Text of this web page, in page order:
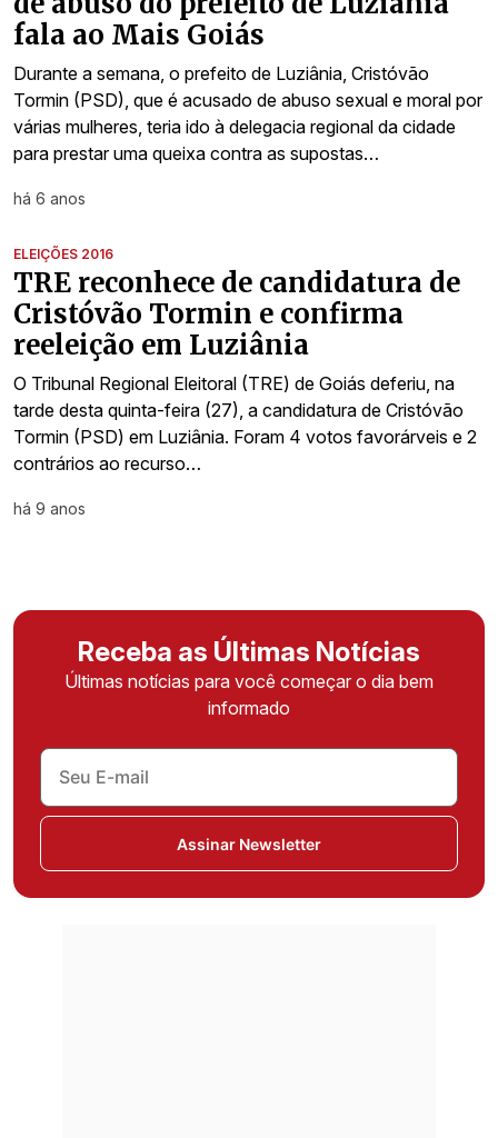
fala ao Mais Goiás
Durante a semana, o prefeito de Luziânia, Cristóvão
Tormin (PSD), que é acusado de abuso sexual e moral por
várias mulheres, teria ido à delegacia regional da cidade
para prestar uma queixa contra as supostas…
há 6 anos
ELEIÇÕES 2016
TRE reconhece de candidatura de
Cristóvão Tormin e confirma
reeleição em Luziânia
O Tribunal Regional Eleitoral (TRE) de Goiás deferiu, na
tarde desta quinta-feira (27), a candidatura de Cristóvão
Tormin (PSD) em Luziânia. Foram 4 votos favorárveis e 2
contrários ao recurso…
há 9 anos
Receba as Últimas Notícias
Últimas notícias para você começar o dia bem
informado
Assinar Newsletter